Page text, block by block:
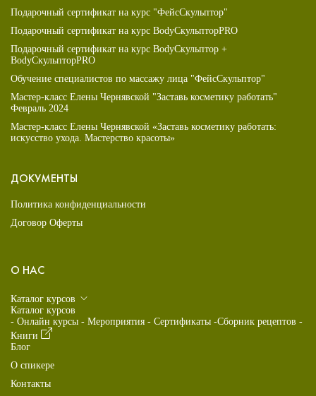
Подарочный сертификат на курс "ФейсСкульптор"
Подарочный сертификат на курс BodyСкульпторPRO
Подарочный сертификат на курс BodyСкульптор +
BodyСкульпторPRO
Обучение специалистов по массажу лица "ФейсСкульптор"
Мастер-класс Елены Чернявской "Заставь косметику работать"
Февраль 2024
Мастер-класс Елены Чернявской «Заставь косметику работать:
искусство ухода. Мастерство красоты»
ДОКУМЕНТЫ
Политика конфиденциальности
Договор Оферты
О НАС
Каталог курсов
Каталог курсов
- Онлайн курсы - Мероприятия - Сертификаты -Сборник рецептов -
Книги
Блог
О спикере
Контакты